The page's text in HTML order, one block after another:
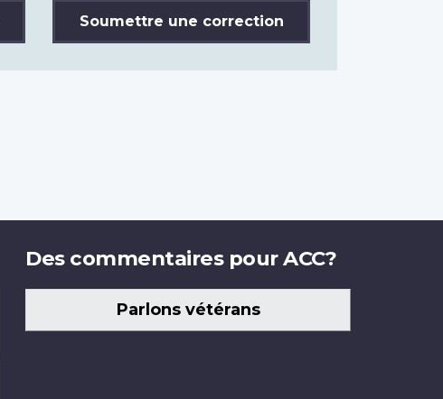
Soumettre une correction
Des commentaires pour ACC?
Parlons vétérans